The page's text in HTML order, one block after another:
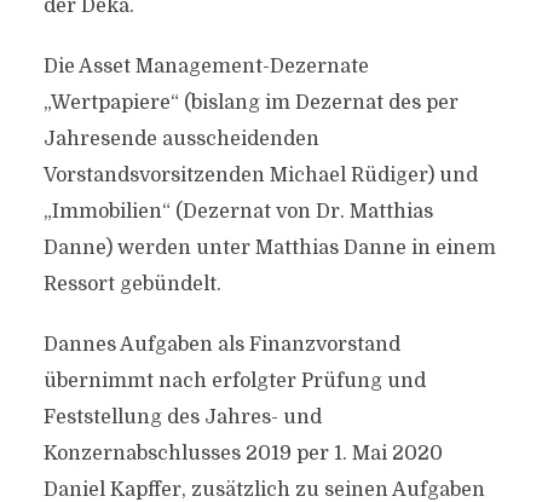
der Deka.
Die Asset Management-Dezernate
„Wertpapiere“ (bislang im Dezernat des per
Jahresende ausscheidenden
Vorstandsvorsitzenden Michael Rüdiger) und
„Immobilien“ (Dezernat von Dr. Matthias
Danne) werden unter Matthias Danne in einem
Ressort gebündelt.
Dannes Aufgaben als Finanzvorstand
übernimmt nach erfolgter Prüfung und
Feststellung des Jahres- und
Konzernabschlusses 2019 per 1. Mai 2020
Daniel Kapffer, zusätzlich zu seinen Aufgaben